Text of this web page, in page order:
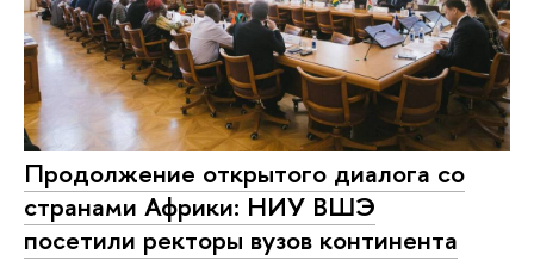
Продолжение открытого диалога со
странами Африки: НИУ ВШЭ
посетили ректоры вузов континента